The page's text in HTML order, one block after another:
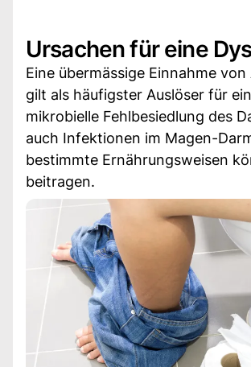
Ursachen für eine
Eine übermässige Einnahme
gilt als häufigster Auslöser für
mikrobielle Fehlbesiedlung des
auch Infektionen im Magen-
bestimmte Ernährungsweisen
beitragen.